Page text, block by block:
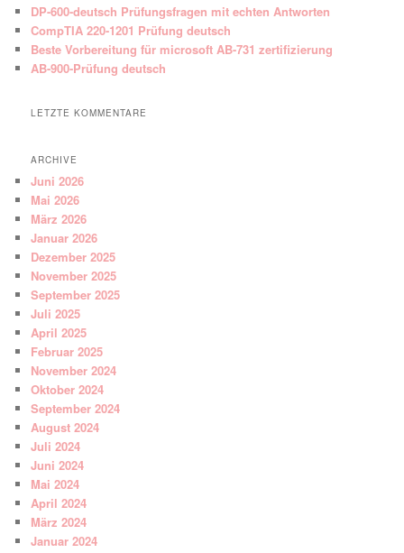
DP-600-deutsch Prüfungsfragen mit echten Antworten
CompTIA 220-1201 Prüfung deutsch
Beste Vorbereitung für microsoft AB-731 zertifizierung
AB-900-Prüfung deutsch
LETZTE KOMMENTARE
ARCHIVE
Juni 2026
Mai 2026
März 2026
Januar 2026
Dezember 2025
November 2025
September 2025
Juli 2025
April 2025
Februar 2025
November 2024
Oktober 2024
September 2024
August 2024
Juli 2024
Juni 2024
Mai 2024
April 2024
März 2024
Januar 2024